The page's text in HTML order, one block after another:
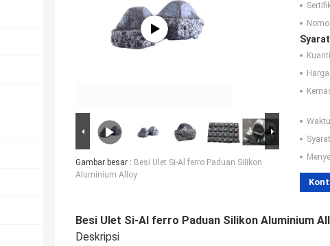
Gambar besar : Besi Ulet Si-Al ferro Paduan Silikon
Aluminium Alloy
Harga:
Besi Ulet Si-Al ferro Paduan Silikon Aluminium
Deskripsi